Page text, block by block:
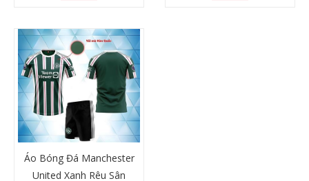
XEM THÊM
Áo Bóng Đá Manchester
United Xanh Rêu Sân